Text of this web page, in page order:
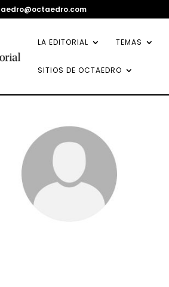
LA EDITORIAL TEMAS
SITIOS DE OCTAEDRO